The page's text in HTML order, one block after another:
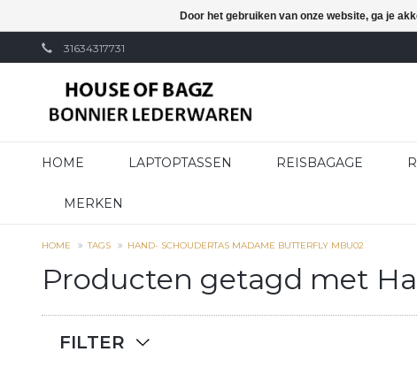
31634317731
HOME LAPTOPTASSEN REISBAGAGE
MERKEN
HOME TAGS HAND- SCHOUDERTAS MADAME BUTTERFLY MBU02
Producten getagd met
FILTER
Door het gebruiken van onze website, ga je